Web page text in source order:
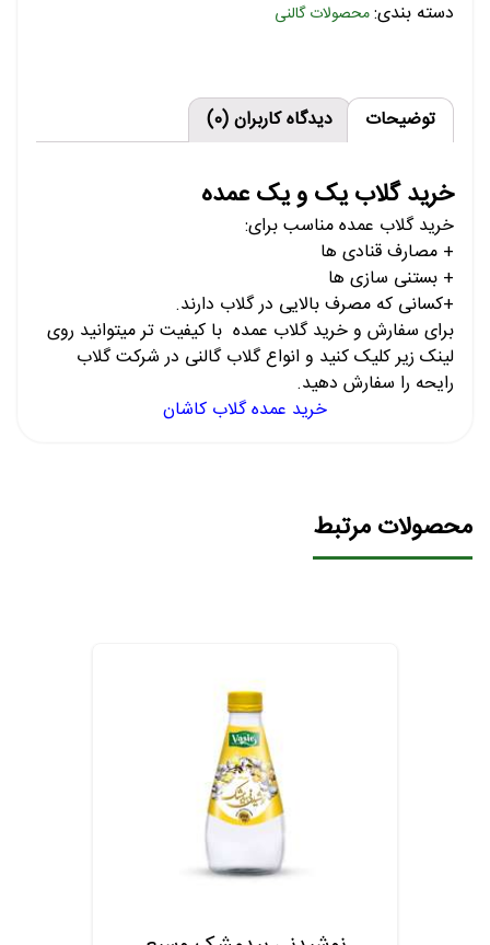
دسته بندی:محصولات گالنی
توضیحات دیدگاه کاربران (0)
خرید گلاب یک و یک عمده
خرید گلاب عمده مناسب برای:
+ مصارف قنادی ها
+ بستنی سازی ها
+کسانی که مصرف بالایی در گلاب دارند.
برای سفارش و خرید گلاب عمده با کیفیت تر میتوانید روی
لینک زیر کلیک کنید و انواع گلاب گالنی در شرکت گلاب
رایحه را سفارش دهید.
خرید عمده گلاب کاشان
محصولات مرتبط